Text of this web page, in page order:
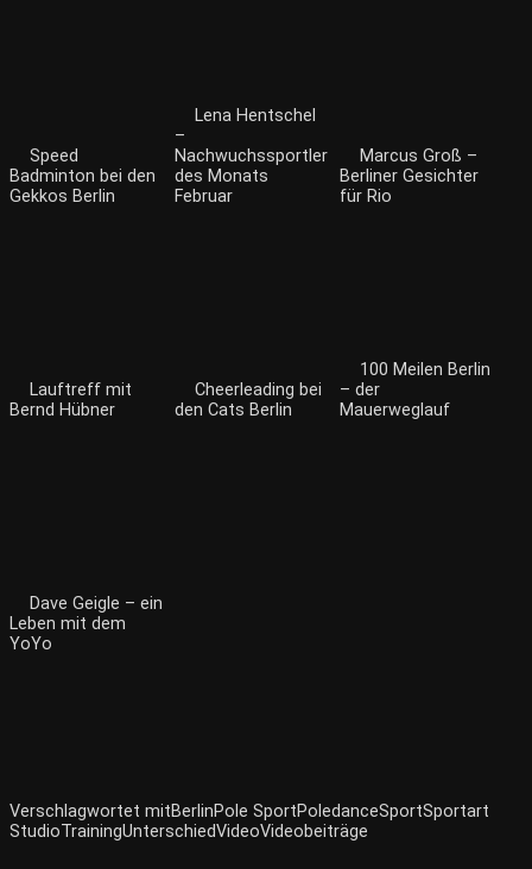
Speed
Badminton bei den
Gekkos Berlin
Lena Hentschel
–
Nachwuchssportler
des Monats
Februar
Marcus Groß –
Berliner Gesichter
für Rio
Lauftreff mit
Bernd Hübner
Cheerleading bei
den Cats Berlin
100 Meilen Berlin
– der
Mauerweglauf
Dave Geigle – ein
Leben mit dem
YoYo
Verschlagwortet mitBerlinPole SportPoledanceSportSportart
StudioTrainingUnterschiedVideoVideobeiträge